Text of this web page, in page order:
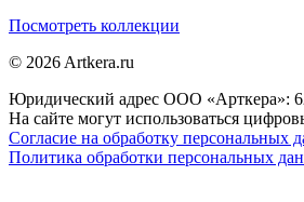
Посмотреть коллекции
© 2026 Artkera.ru
Юридический адрес ООО «Арткера»:
На сайте могут использоваться
Согласие на обработку персональных
Политика обработки персональных